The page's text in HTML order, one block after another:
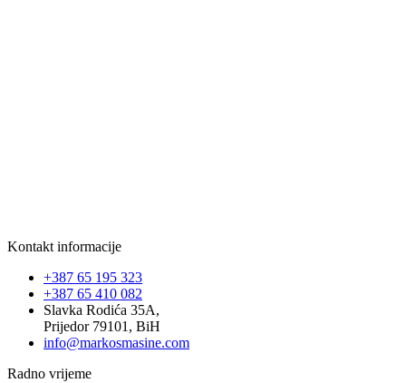
Kontakt informacije
+387 65 195 323
+387 65 410 082
Slavka Rodića 35A,
Prijedor 79101, BiH
info@markosmasine.com
Radno vrijeme